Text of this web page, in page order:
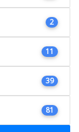
2
11
39
81